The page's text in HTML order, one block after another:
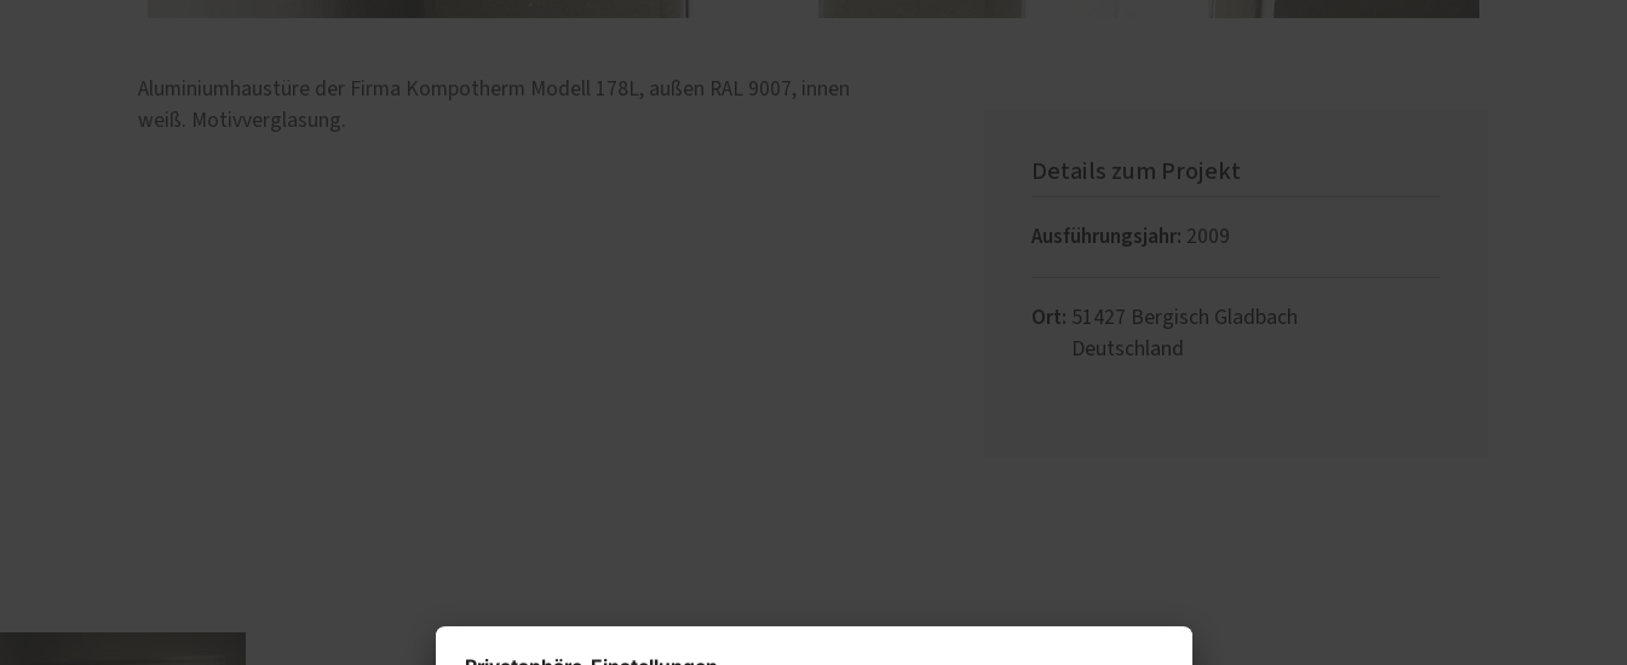
Aluminiumhaustüre der Firma Kompotherm Modell 178L, außen RAL 9007, innen
weiß. Motivverglasung.
Details zum Projekt
Ausführungsjahr: 2009
Ort: 51427 Bergisch Gladbach
Deutschland